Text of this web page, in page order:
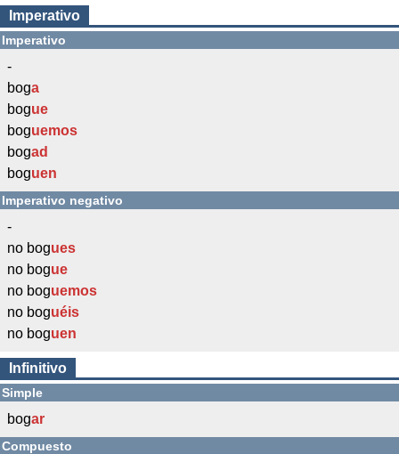
Imperativo
Imperativo
-
boga
bogue
boguemos
bogad
boguen
Imperativo negativo
-
no bogues
no bogue
no boguemos
no boguéis
no boguen
Infinitivo
Simple
bogar
Compuesto